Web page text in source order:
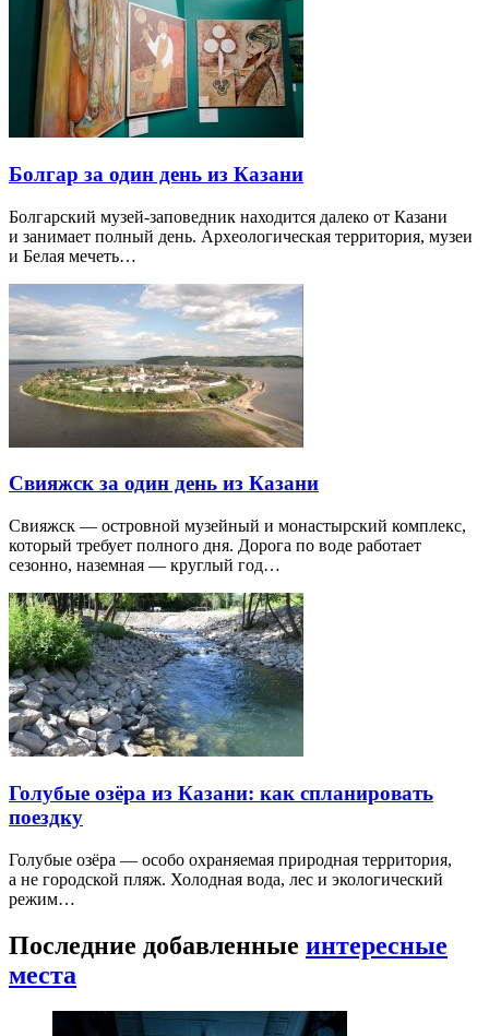
Болгар за один день из Казани
Болгарский музей-заповедник находится далеко от Казани
и занимает полный день. Археологическая территория, музеи
и Белая мечеть…
Свияжск за один день из Казани
Свияжск — островной музейный и монастырский комплекс,
который требует полного дня. Дорога по воде работает
сезонно, наземная — круглый год…
Голубые озёра из Казани: как спланировать
поездку
Голубые озёра — особо охраняемая природная территория,
а не городской пляж. Холодная вода, лес и экологический
режим…
Последние добавленные интересные
места